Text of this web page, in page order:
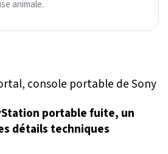
animale.
portable fuite, un
détails techniques